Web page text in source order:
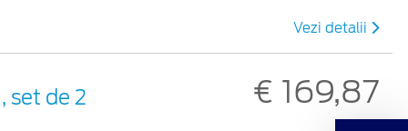
Vezi detalii
set de 2
€ 169,87